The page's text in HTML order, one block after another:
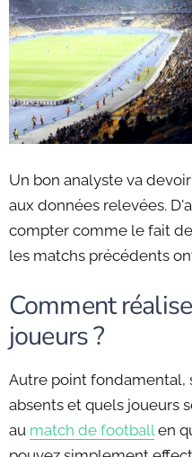
Un bon analyste va
aux données relevées.
compter comme le fait
les matchs précédents
Comment
joueurs ?
Autre point fondamental,
absents et quels joueurs
au match de footballen